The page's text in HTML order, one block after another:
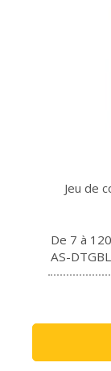
Jeu de
De 7 à
AS-